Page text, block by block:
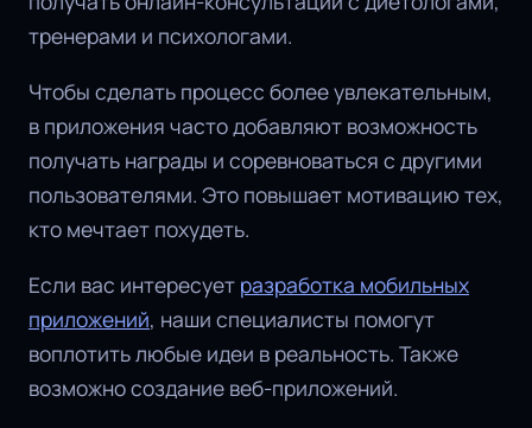
тренерами и психологами.
Чтобы сделать процесс более увлекательным,
в приложения часто добавляют возможность
получать награды и соревноваться с другими
пользователями. Это повышает мотивацию тех,
кто мечтает похудеть.
Если вас интересует разработка мобильных
приложений, наши специалисты помогут
воплотить любые идеи в реальность. Также
возможно создание веб-приложений.